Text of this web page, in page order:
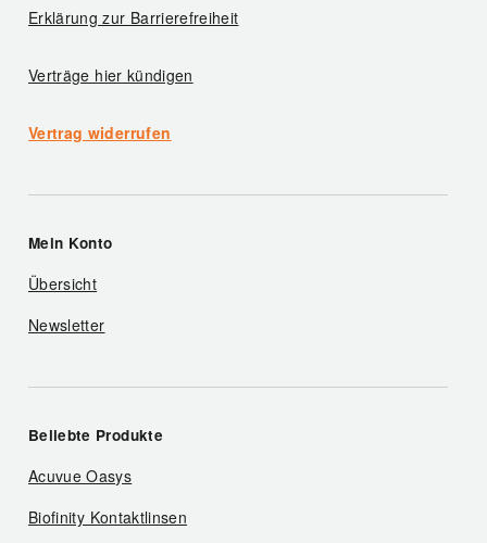
Erklärung zur Barrierefreiheit
Verträge hier kündigen
Vertrag widerrufen
Mein Konto
Übersicht
Newsletter
Beliebte Produkte
Acuvue Oasys
Biofinity Kontaktlinsen